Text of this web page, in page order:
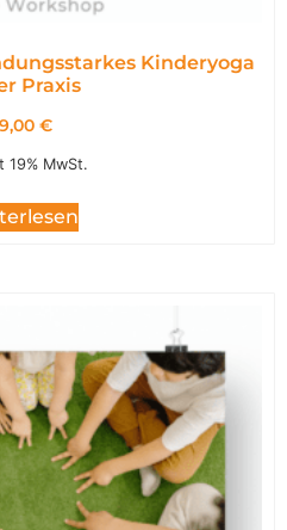
Kinderyoga
Praxis
€
19% MwSt.